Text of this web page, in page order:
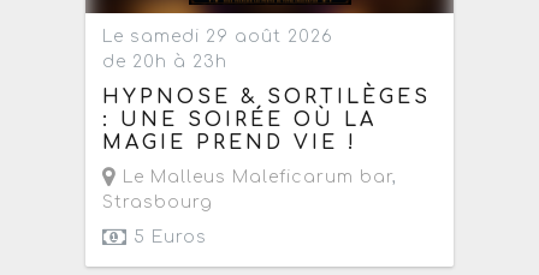
Le samedi 29 août 2026
de 20h à 23h
HYPNOSE & SORTILÈGES
: UNE SOIRÉE OÙ LA
MAGIE PREND VIE !
Le Malleus Maleficarum bar,
Strasbourg
5 Euros